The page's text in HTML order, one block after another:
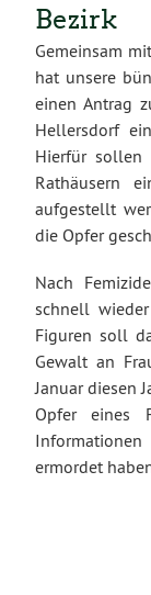
Bezirk
Gemeinsam
hat unsere
einen Antrag
Hellersdorf
Hierfür sollen
Rathäusern
aufgestellt
die Opfer
Nach
schnell
Figuren soll
Gewalt an
Januar diesen
Opfer eines
ermordet